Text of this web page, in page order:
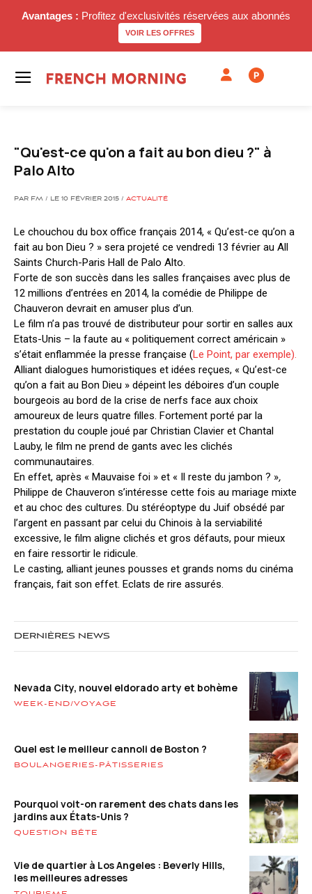
Avantages : Profitez d'exclusivités réservées aux abonnés
VOIR LES OFFRES
P
"Qu'est-ce qu'on a fait au bon dieu ?" à
Palo Alto
PAR FM / LE 10 FÉVRIER 2015 / ACTUALITÉ
Le chouchou du box office français 2014, « Qu’est-ce qu’on a
fait au bon Dieu ? » sera projeté ce vendredi 13 février au All
Saints Church-Paris Hall de Palo Alto.
Forte de son succès dans les salles françaises avec plus de
12 millions d’entrées en 2014, la comédie de Philippe de
Chauveron devrait en amuser plus d’un.
Le film n’a pas trouvé de distributeur pour sortir en salles aux
Etats-Unis – la faute au « politiquement correct américain »
s’était enflammée la presse française (Le Point, par exemple).
Alliant dialogues humoristiques et idées reçues, « Qu’est-ce
qu’on a fait au Bon Dieu » dépeint les déboires d’un couple
bourgeois au bord de la crise de nerfs face aux choix
amoureux de leurs quatre filles. Fortement porté par la
prestation du couple joué par Christian Clavier et Chantal
Lauby, le film ne prend de gants avec les clichés
communautaires.
En effet, après « Mauvaise foi » et « Il reste du jambon ? »,
Philippe de Chauveron s’intéresse cette fois au mariage mixte
et au choc des cultures. Du stéréoptype du Juif obsédé par
l’argent en passant par celui du Chinois à la serviabilité
excessive, le film aligne clichés et gros défauts, pour mieux
en faire ressortir le ridicule.
Le casting, alliant jeunes pousses et grands noms du cinéma
français, fait son effet. Eclats de rire assurés.
DERNIÈRES NEWS
Nevada City, nouvel eldorado arty et bohème
WEEK-END/VOYAGE
Quel est le meilleur cannoli de Boston ?
BOULANGERIES-PÂTISSERIES
Pourquoi voit-on rarement des chats dans les
jardins aux États-Unis ?
QUESTION BÊTE
Vie de quartier à Los Angeles : Beverly Hills,
les meilleures adresses